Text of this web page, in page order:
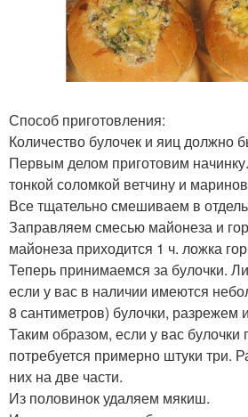
Способ приготовления:
Количество булочек и яиц должно
Первым делом приготовим
тонкой соломкой ветчину и
Все тщательно смешиваем в
Заправляем смесью майонеза и
майонеза приходится 1 ч. ложка
Теперь принимаемся за булочки.
если у вас в наличии имеются
8 сантиметров) булочки, разрежем
Таким образом, если у вас булочки
потребуется примерно штуки три.
них на две части.
Из половинок удаляем мякиш.